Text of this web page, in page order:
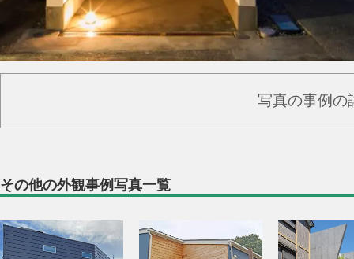
写真の事例の
その他の外観事例写真一覧